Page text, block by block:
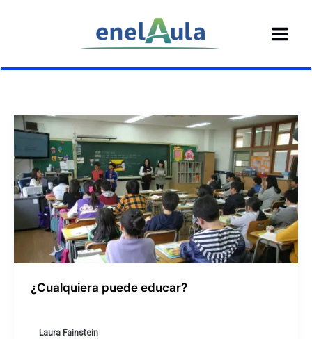
¿Cualquiera puede educar?
Laura Fainstein